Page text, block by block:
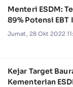
Menteri ESDM:
89% Potensi
Jumat, 28 Okt 2022
Kejar Target
Kementerian